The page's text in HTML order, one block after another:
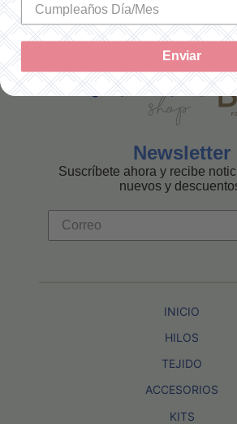
Newsletter
Suscríbete ahora y recibe
nuevos y
INICIO
HILOS
TEJIDO
ACCESORIOS
KITS
Enviar